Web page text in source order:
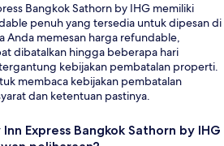
Bangkok Sathorn by IHG memiliki
penuh yang tersedia untuk dipesan di
Anda memesan harga refundable,
dibatalkan hingga beberapa hari
kebijakan pembatalan properti.
membaca kebijakan pembatalan
dan ketentuan pastinya.
Express Bangkok Sathorn by IHG